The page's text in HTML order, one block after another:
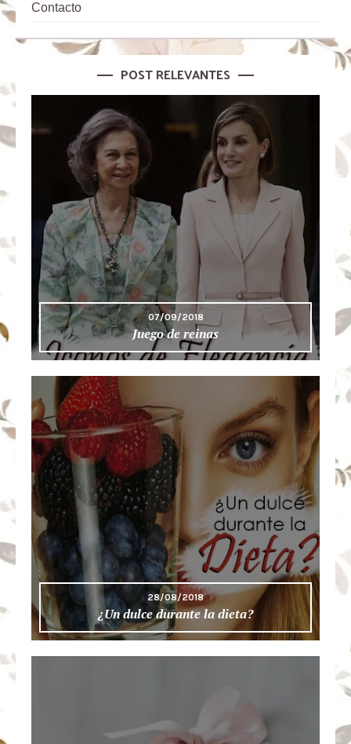
Contacto
POST RELEVANTES
07/09/2018
Juego de reinas
28/08/2018
¿Un dulce durante la dieta?